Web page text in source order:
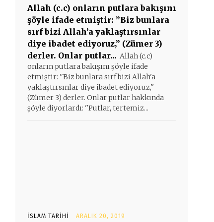
Allah (c.c) onların putlara bakışını
şöyle ifade etmiştir: ”Biz bunlara
sırf bizi Allah’a yaklaştırsınlar
diye ibadet ediyoruz,” (Zümer 3)
derler. Onlar putlar... Allah (c.c)
onların putlara bakışını şöyle ifade
etmiştir: ''Biz bunlara sırf bizi Allah'a
yaklaştırsınlar diye ibadet ediyoruz,''
(Zümer 3) derler. Onlar putlar hakkında
şöyle diyorlardı: ''Putlar, tertemiz...
İSLAM TARIHI ARALIK 20, 2019